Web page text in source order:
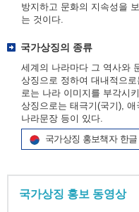
방지하고 문화의 지속성을
는 것이다.
국가상징의 종류
세계의 나라마다 그 역사와
상징으로 정하여 대내적으
로는 나라 이미지를 부각시
상징으로는 태극기(국기),
나라문장 등이 있다.
국가상징 홍보책자 한글
국가상징 홍보 동영상